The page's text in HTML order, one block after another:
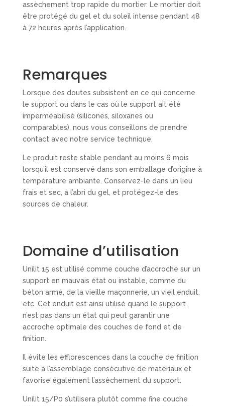
assèchement trop rapide du mortier. Le mortier doit
être protégé du gel et du soleil intense pendant 48
à 72 heures après l’application.
Remarques
Lorsque des doutes subsistent en ce qui concerne
le support ou dans le cas où le support ait été
imperméabilisé (silicones, siloxanes ou
comparables), nous vous conseillons de prendre
contact avec notre service technique.
Le produit reste stable pendant au moins 6 mois
lorsqu’il est conservé dans son emballage d’origine à
température ambiante. Conservez-le dans un lieu
frais et sec, à l’abri du gel, et protégez-le des
sources de chaleur.
Domaine d’utilisation
Unilit 15 est utilisé comme couche d’accroche sur un
support en mauvais état ou instable, comme du
béton armé, de la vieille maçonnerie, un vieil enduit,
etc. Cet enduit est ainsi utilisé quand le support
n’est pas dans un état qui peut garantir une
accroche optimale des couches de fond et de
finition.
Il évite les efflorescences dans la couche de finition
suite à l’assemblage consécutive de matériaux et
favorise également l’assèchement du support.
Unilit 15/P0 s’utilisera plutôt comme fine couche